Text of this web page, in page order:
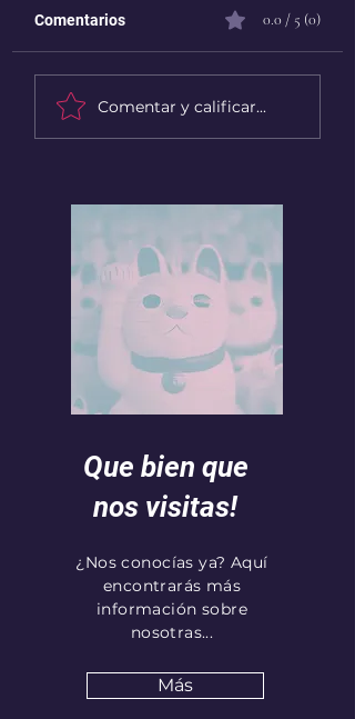
Lugares familiares
Comentarios 0.0 / 5 (0)
Comentar y calificar...
Que bien que
nos visitas!
¿Nos conocías ya? Aquí
encontrarás más
información sobre
nosotras...
Más